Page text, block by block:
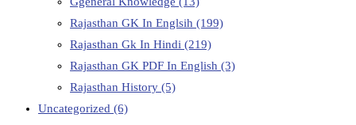
Rajasthan GK In Englsih (199)
Rajasthan Gk In Hindi (219)
Rajasthan GK PDF In English (3)
Rajasthan History (5)
Uncategorized (6)